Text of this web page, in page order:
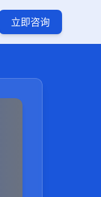
立即咨询